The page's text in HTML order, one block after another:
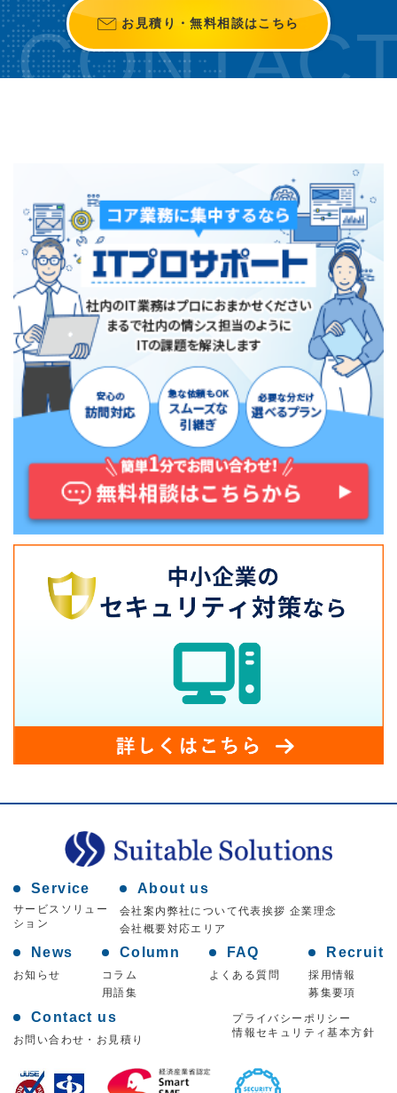
お見積り・無料相談はこちら
Service
サービスソリュー
ション
About us
会社案内 弊社について代表挨拶 企業理念
会社概要対応エリア
News
お知らせ
Column
コラム
用語集
FAQ
よくある質問
Recruit
採用情報
募集要項
Contact us
お問い合わせ・お見積り
プライバシーポリシー
情報セキュリティ基本方針